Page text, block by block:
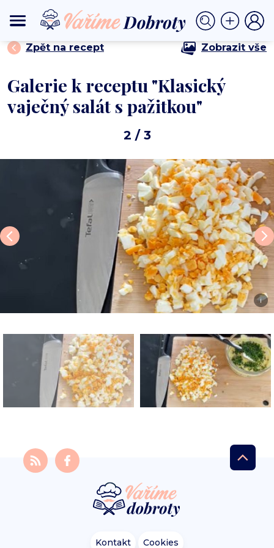
DOMŮ SALÁTY⟩ Klasický vaječný salát s pažitkou
Zpět na recept Zobrazit vše
Galerie k receptu "Klasický
vaječný salát s pažitkou"
2 / 3
i
Kontakt Cookies